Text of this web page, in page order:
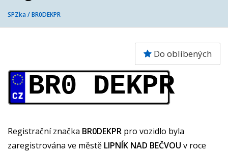
SPZka /BR0DEKPR
Do oblíbených
BR0 DEKPR
Registrační značka BR0DEKPR pro vozidlo byla
zaregistrována ve městě LIPNÍK NAD BEČVOU v roce